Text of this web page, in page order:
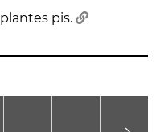
plantes pis.